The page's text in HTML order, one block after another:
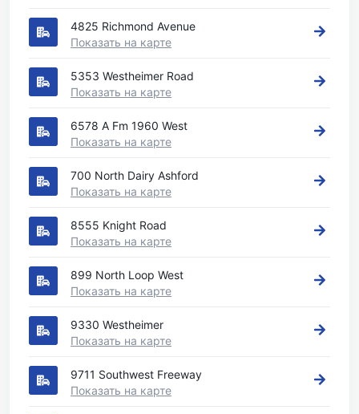
4825 Richmond Avenue
Показать на карте
5353 Westheimer Road
Показать на карте
6578 A Fm 1960 West
Показать на карте
700 North Dairy Ashford
Показать на карте
8555 Knight Road
Показать на карте
899 North Loop West
Показать на карте
9330 Westheimer
Показать на карте
9711 Southwest Freeway
Показать на карте